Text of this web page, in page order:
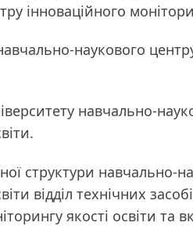
інноваційного
наукового
навчально-
структури навчально-
відділ технічних
якості освіти та